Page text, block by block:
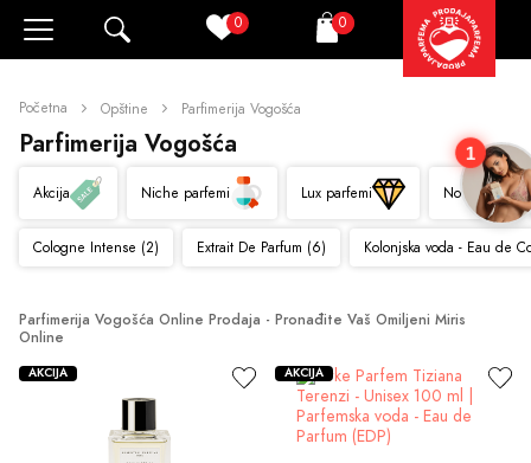
0 Korpa
0
Početna Opštine Parfimerija Vogošća
Parfimerija Vogošća
Akcija Niche parfemi Lux parfemi Novo
Cologne Intense (2) Extrait De Parfum (6) Kolonjska voda - Eau de
Parfimerija Vogošća Online Prodaja - Pronađite Vaš Omiljeni Miris
Online
AKCIJA AKCIJA
1